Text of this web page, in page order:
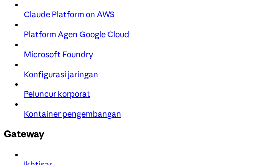
Claude Platform on AWS
Platform Agen Google Cloud
Microsoft Foundry
Konfigurasi jaringan
Peluncur korporat
Kontainer pengembangan
Gateway